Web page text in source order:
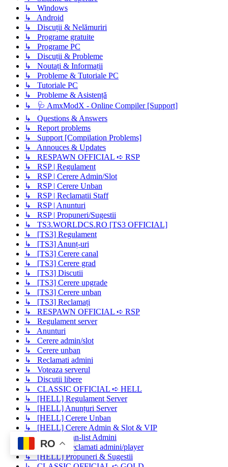
↳ Windows
↳ Android
↳ Discuții & Nelămuriri
↳ Programe gratuite
↳ Programe PC
↳ Discuții & Probleme
↳ Noutați & Informații
↳ Probleme & Tutoriale PC
↳ Tutoriale PC
↳ Probleme & Asistență
↳ 🩺 AmxModX - Online Compiler [Support]
↳ Questions & Answers
↳ Report problems
↳ Support [Compilation Problems]
↳ Annouces & Updates
↳ RESPAWN OFFICIAL ➪ RSP
↳ RSP | Regulament
↳ RSP | Cerere Admin/Slot
↳ RSP | Cerere Unban
↳ RSP | Reclamatii Staff
↳ RSP | Anunturi
↳ RSP | Propuneri/Sugestii
↳ TS3.WORLDCS.RO [TS3 OFFICIAL]
↳ [TS3] Regulament
↳ [TS3] Anunț-uri
↳ [TS3] Cerere canal
↳ [TS3] Cerere grad
↳ [TS3] Discutii
↳ [TS3] Cerere upgrade
↳ [TS3] Cerere unban
↳ [TS3] Reclamați
↳ RESPAWN OFFICIAL ➪ RSP
↳ Regulament server
↳ Anunturi
↳ Cerere admin/slot
↳ Cerere unban
↳ Reclamati admini
↳ Voteaza serverul
↳ Discutii libere
↳ CLASSIC OFFICIAL ➪ HELL
↳ [HELL] Regulament Server
↳ [HELL] Anunțuri Server
↳ [HELL] Cerere Unban
↳ [HELL] Cerere Admin & Slot & VIP
↳ [HELL] Ban-list Admini
↳ [HELL] Reclamati admini/player
↳ [HELL] Propuneri & Sugestii
RO